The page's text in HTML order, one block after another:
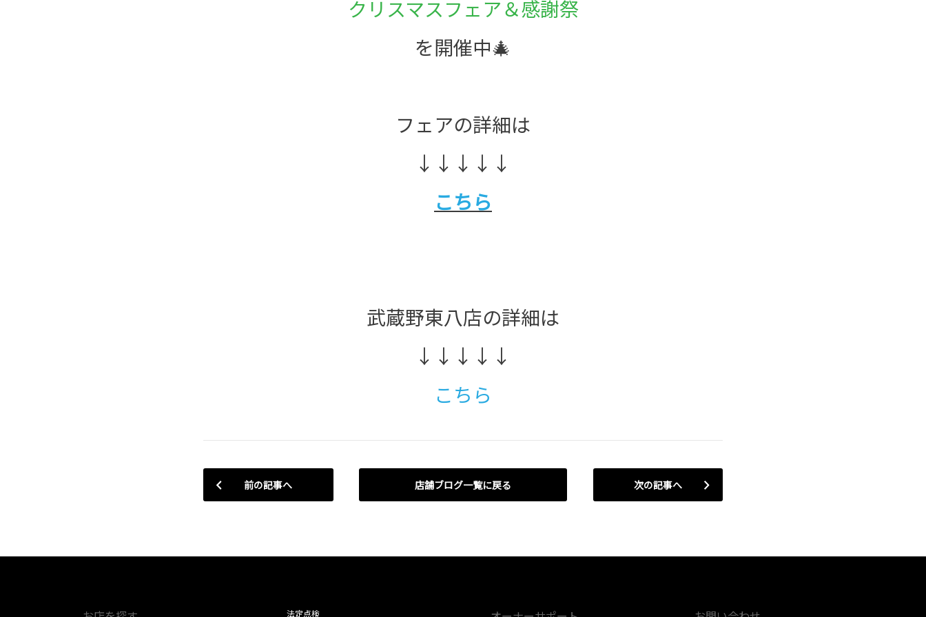
クリスマスフェア＆感謝祭
を開催中🎄
フェアの詳細は
↓↓↓↓↓
こちら
武蔵野東八店の詳細は
↓↓↓↓↓
こちら
前の記事へ 店舗ブログ一覧に戻る 次の記事へ
法定点検